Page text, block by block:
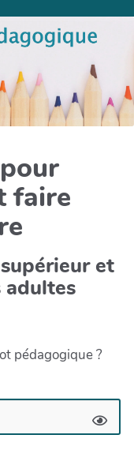
faire
et
pédagogique ?